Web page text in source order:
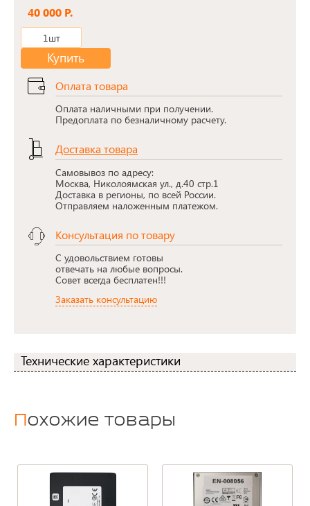
40 000 Р.
1шт
Купить
Оплата товара
Оплата наличными при получении.
Предоплата по безналичному расчету.
Доставка товара
Самовывоз по адресу:
Москва, Николоямская ул., д.40 стр.1
Доставка в регионы, по всей России.
Отправляем наложенным платежом.
Консультация по товару
С удовольствием готовы
отвечать на любые вопросы.
Совет всегда бесплатен!!!
Заказать консультацию
Технические характеристики
Похожие товары